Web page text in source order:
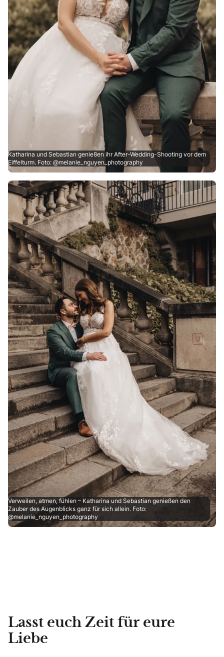
Katharina und Sebastian genießen ihr After-Wedding-Shooting vor dem
Eiffelturm. Foto: @melanie_nguyen_photography
Verweilen, atmen, fühlen – Katharina und Sebastian genießen den
Zauber des Augenblicks ganz für sich allein. Foto:
@melanie_nguyen_photography
Lasst euch Zeit für eure
Liebe